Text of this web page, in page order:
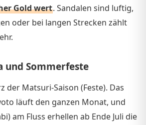
Gold wert. Sandalen sind luftig,
oder bei langen Strecken zählt
und Sommerfeste
der Matsuri-Saison (Feste). Das
läuft den ganzen Monat, und
am Fluss erhellen ab Ende Juli die